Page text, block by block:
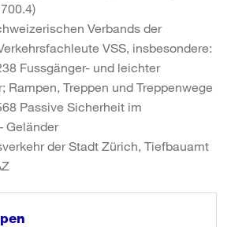
Verbands der
VSS, insbesondere:
Fussgänger- und leichter
Rampen, Treppen und Treppenwege
Passive Sicherheit im
Geländer
der Stadt Zürich, Tiefbauamt